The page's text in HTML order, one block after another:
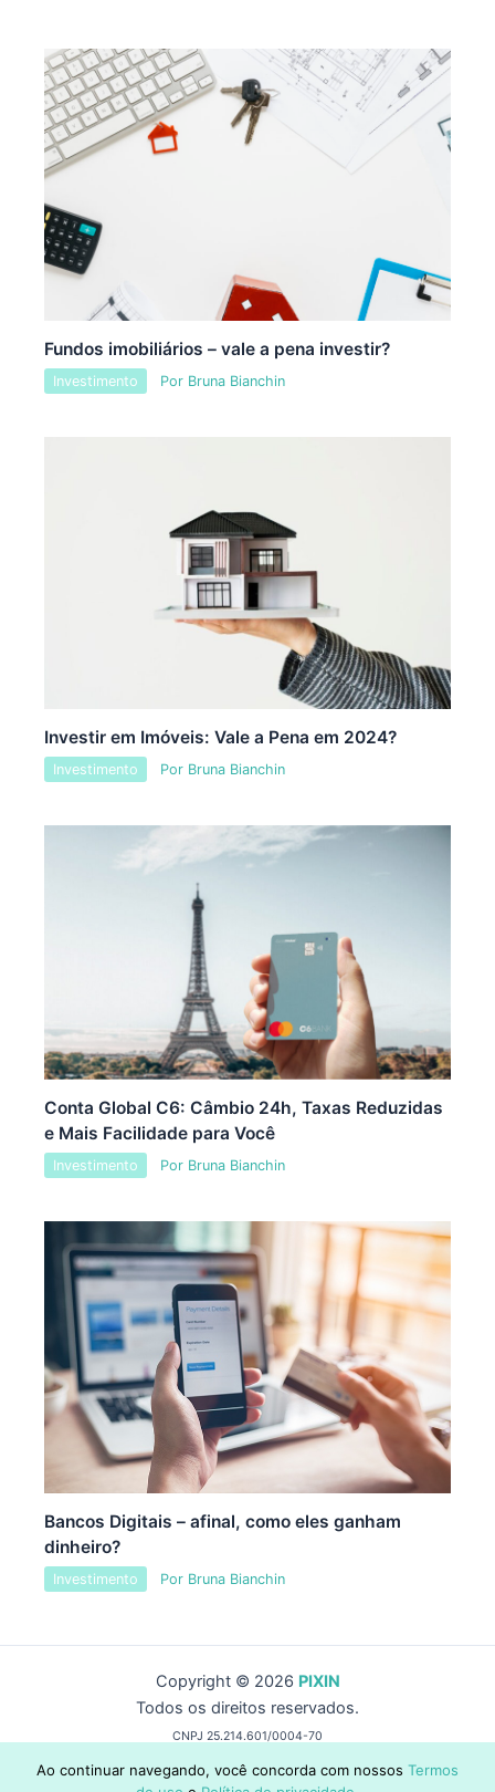
Fundos imobiliários – vale a pena investir?
Investimento Por Bruna Bianchin
Investir em Imóveis: Vale a Pena em 2024?
Investimento Por Bruna Bianchin
Conta Global C6: Câmbio 24h, Taxas Reduzidas
e Mais Facilidade para Você
Investimento Por Bruna Bianchin
Bancos Digitais – afinal, como eles ganham
dinheiro?
Investimento Por Bruna Bianchin
Copyright © 2026 PIXIN
Todos os direitos reservados.
CNPJ 25.214.601/0004-70
by Wise Capital Group
Ao continuar navegando, você concorda com nossos Termos